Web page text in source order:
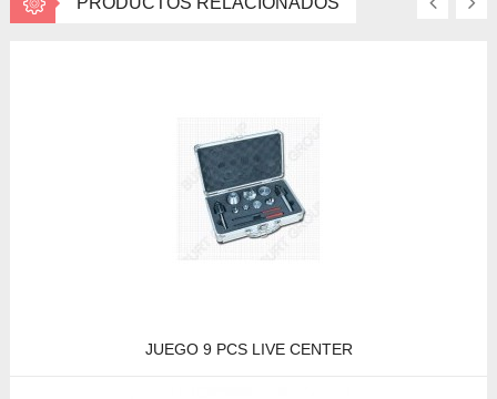
JUEGO 9 PCS LIVE CENTER